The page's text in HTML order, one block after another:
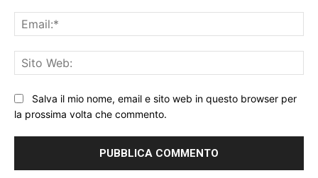
Salva il mio nome, email e sito web in questo browser per
la prossima volta che commento.